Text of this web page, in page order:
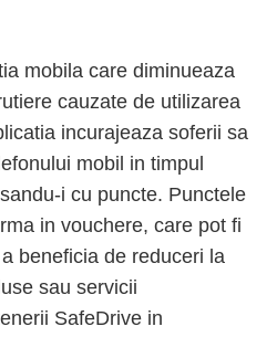
mobila care diminueaza
cauzate de utilizarea
incurajeaza soferii sa
mobil in timpul
i cu puncte. Punctele
in vouchere, care pot fi
beneficia de reduceri la
sau servicii
SafeDrive in